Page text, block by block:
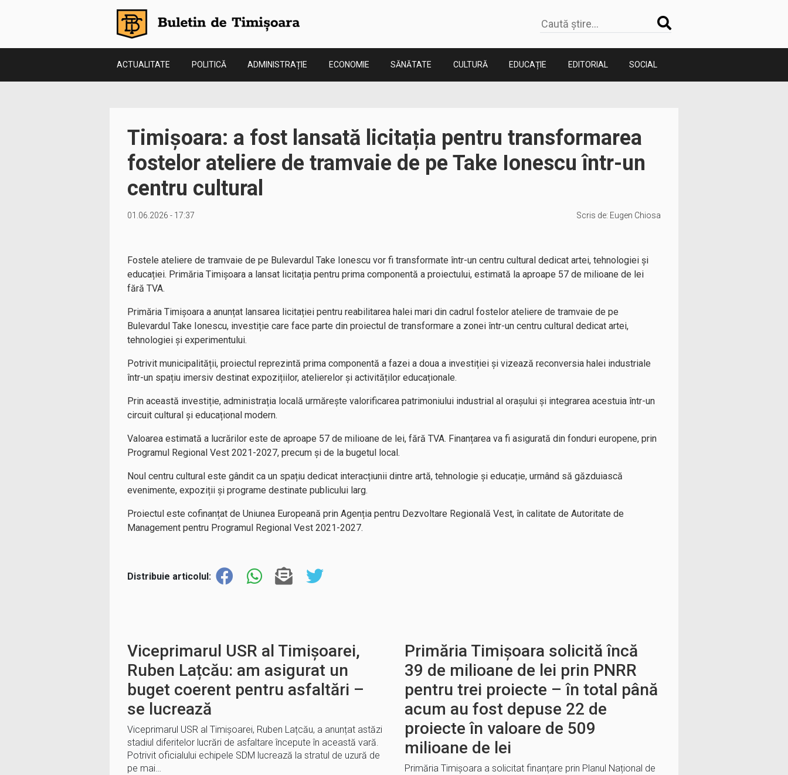
ACTUALITATE POLITICĂ ADMINISTRAȚIE ECONOMIE SĂNĂTATE CULTURĂ EDUCAȚIE EDITORIAL SOCIAL
Timișoara: a fost lansată licitația pentru transformarea
fostelor ateliere de tramvaie de pe Take Ionescu într-un
centru cultural
01.06.2026 - 17:37 Scris de: Eugen Chiosa
Fostele ateliere de tramvaie de pe Bulevardul Take Ionescu vor fi transformate într-un centru cultural dedicat artei, tehnologiei și
educației. Primăria Timișoara a lansat licitația pentru prima componentă a proiectului, estimată la aproape 57 de milioane de lei
fără TVA.
Primăria Timișoara a anunțat lansarea licitației pentru reabilitarea halei mari din cadrul fostelor ateliere de tramvaie de pe
Bulevardul Take Ionescu, investiție care face parte din proiectul de transformare a zonei într-un centru cultural dedicat artei,
tehnologiei și experimentului.
Potrivit municipalității, proiectul reprezintă prima componentă a fazei a doua a investiției și vizează reconversia halei industriale
într-un spațiu imersiv destinat expozițiilor, atelierelor și activităților educaționale.
Prin această investiție, administrația locală urmărește valorificarea patrimoniului industrial al orașului și integrarea acestuia într-un
circuit cultural și educațional modern.
Valoarea estimată a lucrărilor este de aproape 57 de milioane de lei, fără TVA. Finanțarea va fi asigurată din fonduri europene, prin
Programul Regional Vest 2021-2027, precum și de la bugetul local.
Noul centru cultural este gândit ca un spațiu dedicat interacțiunii dintre artă, tehnologie și educație, urmând să găzduiască
evenimente, expoziții și programe destinate publicului larg.
Proiectul este cofinanțat de Uniunea Europeană prin Agenția pentru Dezvoltare Regională Vest, în calitate de Autoritate de
Management pentru Programul Regional Vest 2021-2027.
Distribuie articolul:
Viceprimarul USR al Timișoarei,
Ruben Lațcău: am asigurat un
buget coerent pentru asfaltări –
se lucrează
Viceprimarul USR al Timișoarei, Ruben Lațcău, a anunțat astăzi
stadiul diferitelor lucrări de asfaltare începute în această vară.
Potrivit oficialului echipele SDM lucrează la stratul de uzură de
pe mai…
Primăria Timișoara solicită încă
39 de milioane de lei prin PNRR
pentru trei proiecte – în total până
acum au fost depuse 22 de
proiecte în valoare de 509
milioane de lei
Primăria Timișoara a solicitat finanțare prin Planul Național de